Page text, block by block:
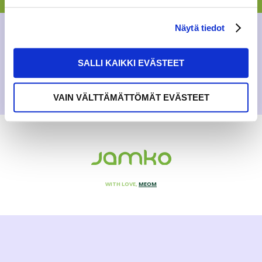
Näytä tiedot
SALLI KAIKKI EVÄSTEET
VAIN VÄLTTÄMÄTTÖMÄT EVÄSTEET
BLOG
WITH LOVE, MEOM